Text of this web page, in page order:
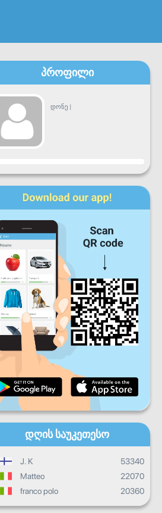
პროფილი
დონე |
პროგრესი
ორშ ოთხ ხუთ
შაბ კვირ
პროგრესი
პროგრესი
პროგრესი
დღის საუკეთესო
J. K
53340
Matteo
22070
franco polo 20360